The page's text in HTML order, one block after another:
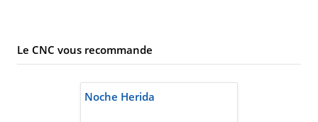
Le CNC vous recommande
Noche Herida